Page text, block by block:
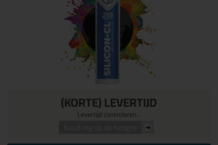
(KORTE) LEVERTIJD
Levertijd controleren...